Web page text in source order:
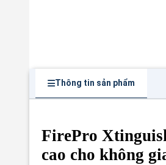
Thông tin sản phẩm
FirePro
cao cho không